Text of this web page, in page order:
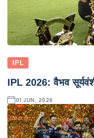
IPL
IPL 2026: वैभव
01 JUN, 2026